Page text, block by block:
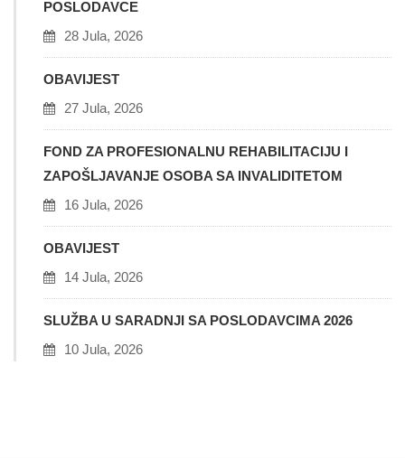
POSLODAVCE
28 Jula, 2026
OBAVIJEST
27 Jula, 2026
FOND ZA PROFESIONALNU REHABILITACIJU I
ZAPOŠLJAVANJE OSOBA SA INVALIDITETOM
16 Jula, 2026
OBAVIJEST
14 Jula, 2026
SLUŽBA U SARADNJI SA POSLODAVCIMA 2026
10 Jula, 2026